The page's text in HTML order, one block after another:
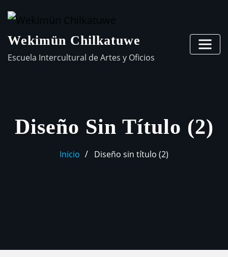
Wekimün Chilkatuwe
Escuela Intercultural de Artes y Oficios
Diseño Sin Título (2)
Inicio Diseño sin título (2)